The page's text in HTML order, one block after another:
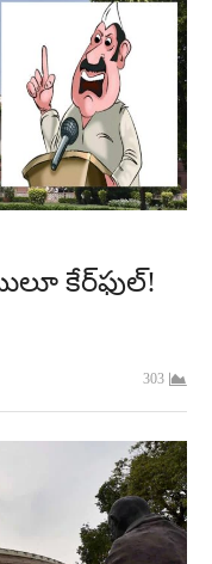
కేర్‌ఫుల్‌!
303